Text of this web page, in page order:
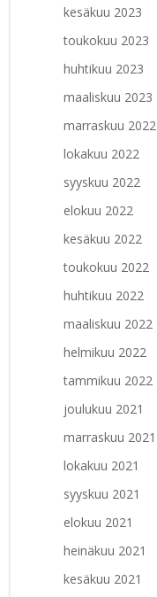
kesäkuu 2023
toukokuu 2023
huhtikuu 2023
maaliskuu 2023
marraskuu 2022
lokakuu 2022
syyskuu 2022
elokuu 2022
kesäkuu 2022
toukokuu 2022
huhtikuu 2022
maaliskuu 2022
helmikuu 2022
tammikuu 2022
joulukuu 2021
marraskuu 2021
lokakuu 2021
syyskuu 2021
elokuu 2021
heinäkuu 2021
kesäkuu 2021